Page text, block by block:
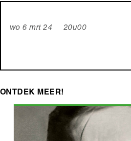
wo 6 mrt 24 20u00
ONTDEK MEER!